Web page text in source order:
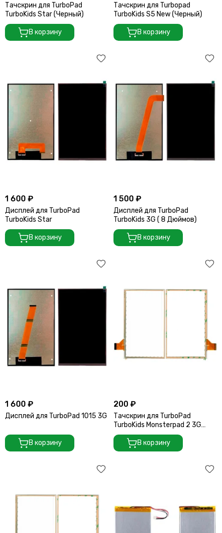
Тачскрин для TurboPad
TurboKids Star (Черный)
В корзину
Тачскрин для Turbopad
TurboKids S5 New (Черный)
В корзину
1 600 ₽
Дисплей для TurboPad
TurboKids Star
В корзину
1 500 ₽
Дисплей для TurboPad
TurboKids 3G ( 8 Дюймов)
В корзину
1 600 ₽
Дисплей для TurboPad 1015 3G
В корзину
200 ₽
Тачскрин для TurboPad
TurboKids Monsterpad 2 3G
(Черный)
В корзину